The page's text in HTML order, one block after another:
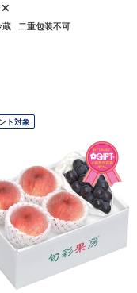
✕
蔵 二重包装不可
ト対象